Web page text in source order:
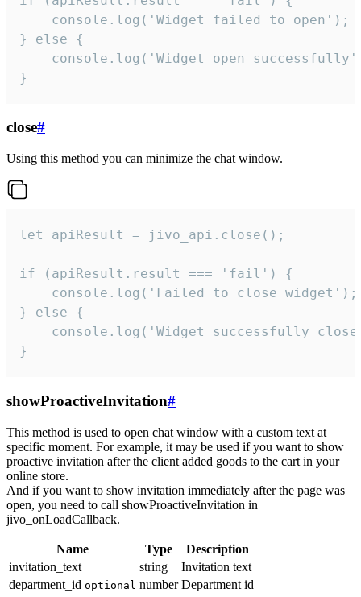
    console.log('Widget failed to open');
} else {
console.log('Widget open
}
close#
Using this method you can minimize the chat window.
let apiResult = jivo_api.close();
if (apiResult.result === 'fail') {
    console.log('Failed to close widget');
} else {
console.log('Widget successfully
}
showProactiveInvitation#
This method is used to open chat window with a custom text at
specific moment. For example, it may be used if you want to show
proactive invitation after the client added goods to the cart in your
online store.
And if you want to show invitation immediately after the page was
open, you need to call showProactiveInvitation in
jivo_onLoadCallback.
Name Type
Description
invitation_text
string
Invitation text
department_id optional number Department id